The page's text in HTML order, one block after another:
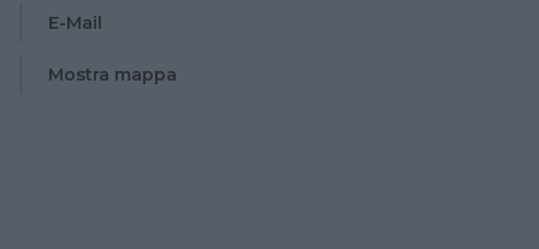
E-Mail
Mostra mappa